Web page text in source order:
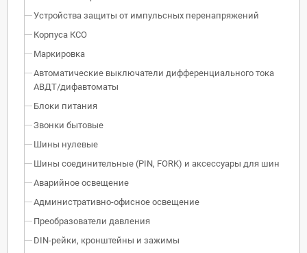
Устройства защиты от импульсных перенапряжений
Корпуса КСО
Маркировка
Автоматические выключатели дифференциального тока
АВДТ/дифавтоматы
Блоки питания
Звонки бытовые
Шины нулевые
Шины соединительные (PIN, FORK) и аксессуары для шин
Аварийное освещение
Административно-офисное освещение
Преобразователи давления
DIN-рейки, кронштейны и зажимы